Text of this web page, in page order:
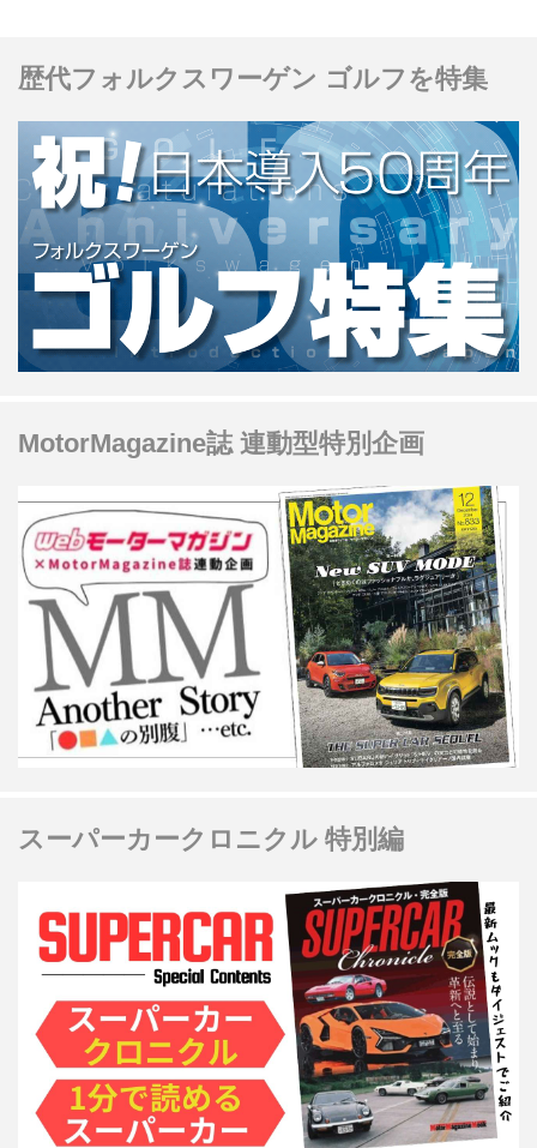
歴代フォルクスワーゲン ゴルフを特集
MotorMagazine誌 連動型特別企画
スーパーカークロニクル 特別編